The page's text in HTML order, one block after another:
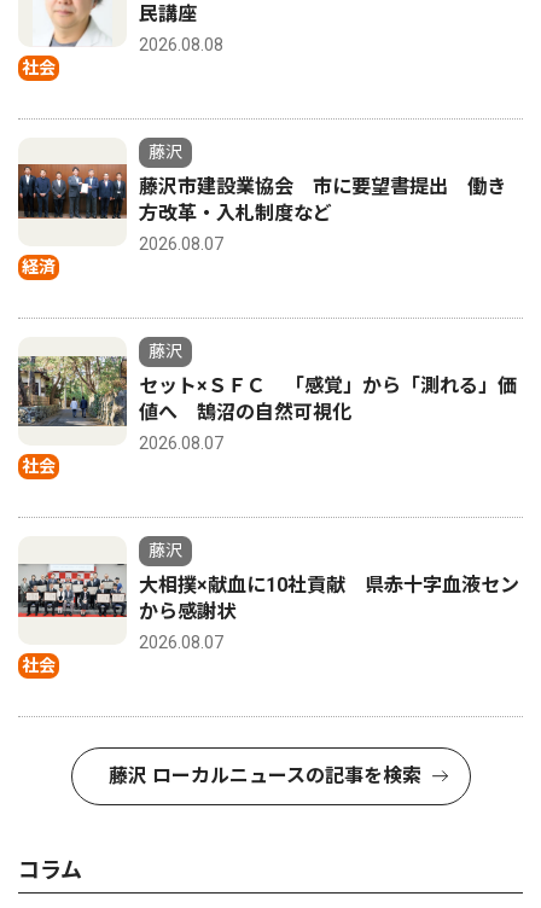
社会
民講座
2026.08.08
経済
藤沢
藤沢市建設業協会 市に要望書提出 働き
方改革・入札制度など
2026.08.07
社会
藤沢
セット×ＳＦＣ 「感覚」から「測れる」価
値へ 鵠沼の自然可視化
2026.08.07
社会
藤沢
大相撲×献血に10社貢献 県赤十字血液セン
から感謝状
2026.08.07
藤沢 ローカルニュースの記事を検索
コラム